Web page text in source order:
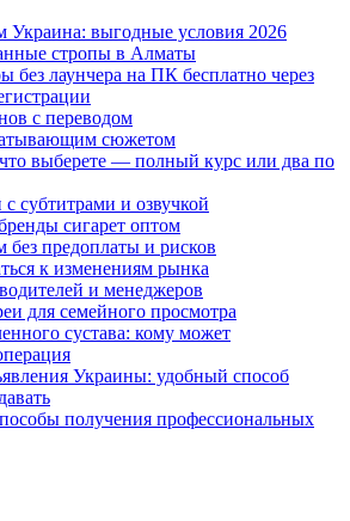
Украина: выгодные условия 2026
стропы в Алматы
без лаунчера на ПК бесплатно через
с переводом
сюжетом
выберете — полный курс или два по
субтитрами и озвучкой
сигарет оптом
без предоплаты и рисков
к изменениям рынка
и менеджеров
для семейного просмотра
сустава: кому может
Украины: удобный способ
получения профессиональных